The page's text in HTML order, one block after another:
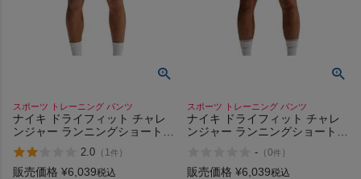
スポーツ トレーニング パンツ
ナイキ ドライフィット チャレ
ンジャー ランニングショートパ
ンツ NIKE Dri-FIT Challenger
Running Shorts
2.0 （ 1件 ）
販売価格 ¥6,039税込
スポーツ トレーニング パンツ
ナイキ ドライフィット チャレ
ンジャー ランニングショートパ
Running Shorts
- （0件 ）
販売価格 ¥6,039税込